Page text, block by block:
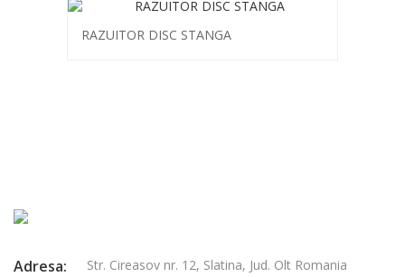
RAZUITOR DISC STANGA
Adresa: Str. Cireasov nr. 12, Slatina, Jud. Olt Romania